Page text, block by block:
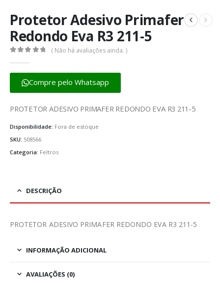
Protetor Adesivo Primafer
Redondo Eva R3 211-5
( Não há avaliações ainda. )
Compre pelo Whatsapp
PROTETOR ADESIVO PRIMAFER REDONDO EVA R3 211-5
Disponibilidade: Fora de estoque
SKU: 508566
Categoria: Feltros
DESCRIÇÃO
PROTETOR ADESIVO PRIMAFER REDONDO EVA R3 211-5
INFORMAÇÃO ADICIONAL
AVALIAÇÕES (0)